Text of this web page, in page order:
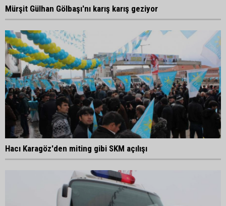
Mürşit Gülhan Gölbaşı'nı karış karış geziyor
Hacı Karagöz'den miting gibi SKM açılışı